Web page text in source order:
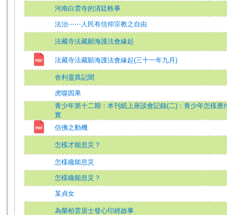
河南白雲寺的清廷軼事
法治⋯⋯人民有信仰宗教之自由
法藏寺法藏願海護法會緣起
法藏寺法藏願海護法會緣起(三十一年九月)
舍利靈異記聞
虎噬因果
青少年第十二期：本刊紙上座談會記錄(二)：青少年怎樣應
實
信佛之動機
怎樣才能息災？
怎樣纔能息災
怎樣纔能息災？
某貞女
為榮柏雲居士發心印經啟事